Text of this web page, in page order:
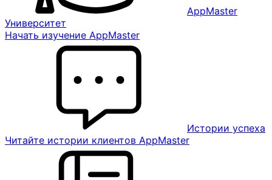
AppMaster
Университет
Начать изучение AppMaster
Истории успеха
Читайте истории клиентов AppMaster